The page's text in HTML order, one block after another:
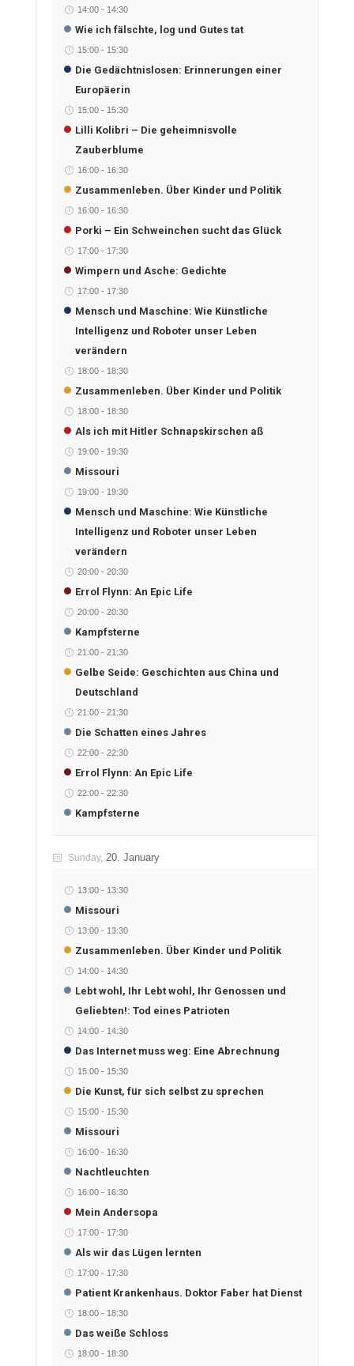
14:00- 14:30
Wie ich fälschte, log und Gutes tat
15:00- 15:30
Die Gedächtnislosen: Erinnerungen einer
Europäerin
15:00- 15:30
Lilli Kolibri – Die geheimnisvolle
Zauberblume
16:00- 16:30
Zusammenleben. Über Kinder und Politik
16:00- 16:30
Porki – Ein Schweinchen sucht das Glück
17:00- 17:30
Wimpern und Asche: Gedichte
17:00- 17:30
Mensch und Maschine: Wie Künstliche
Intelligenz und Roboter unser Leben
verändern
18:00- 18:30
Zusammenleben. Über Kinder und Politik
18:00- 18:30
Als ich mit Hitler Schnapskirschen aß
19:00- 19:30
Missouri
19:00- 19:30
Mensch und Maschine: Wie Künstliche
Intelligenz und Roboter unser Leben
verändern
20:00- 20:30
Errol Flynn: An Epic Life
20:00- 20:30
Kampfsterne
21:00- 21:30
Gelbe Seide: Geschichten aus China und
Deutschland
21:00- 21:30
Die Schatten eines Jahres
22:00- 22:30
Errol Flynn: An Epic Life
22:00- 22:30
Kampfsterne
Sunday, 20. January
13:00- 13:30
Missouri
13:00- 13:30
Zusammenleben. Über Kinder und Politik
14:00- 14:30
Lebt wohl, Ihr Lebt wohl, Ihr Genossen und
Geliebten!: Tod eines Patrioten
14:00- 14:30
Das Internet muss weg: Eine Abrechnung
15:00- 15:30
Die Kunst, für sich selbst zu sprechen
15:00- 15:30
Missouri
16:00- 16:30
Nachtleuchten
16:00- 16:30
Mein Andersopa
17:00- 17:30
Als wir das Lügen lernten
17:00- 17:30
Patient Krankenhaus. Doktor Faber hat Dienst
18:00- 18:30
Das weiße Schloss
18:00- 18:30